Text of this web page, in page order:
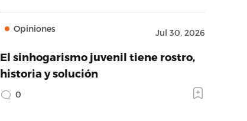
Opiniones Jul 30, 2026
El sinhogarismo juvenil tiene rostro,
historia y solución
0